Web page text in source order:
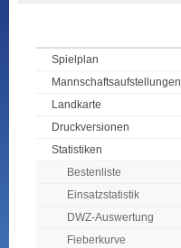
Spielplan
Mannschaftsaufstellungen
Landkarte
Druckversionen
Statistiken
Bestenliste
Einsatzstatistik
DWZ-Auswertung
Fieberkurve